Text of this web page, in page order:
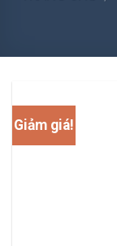
Giảm giá!